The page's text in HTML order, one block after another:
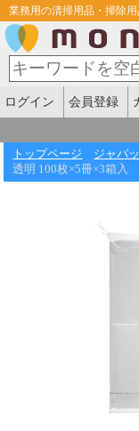
業務用の清掃用品・掃除
ログイン 会員登録
トップページ ジャパ
透明 100枚×5冊×3箱入